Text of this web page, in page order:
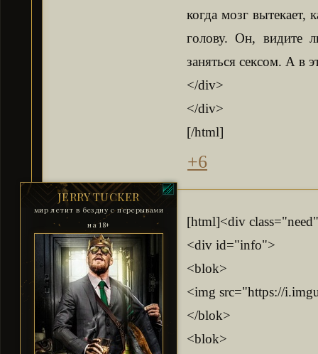
когда мозг вытекает,
голову. Он, видите
заняться сексом. А в
</div>
</div>
[/html]
+6
JERRY TUCKER
мир летит в бездну с перерывами
на 18+
[html]<div
<div id="info">
<blok>
<img src="https://
</blok>
<blok>